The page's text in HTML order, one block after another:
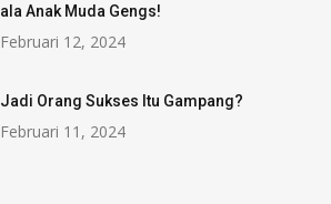
ala Anak Muda Gengs!
Februari 12, 2024
Jadi Orang Sukses Itu Gampang?
Februari 11, 2024